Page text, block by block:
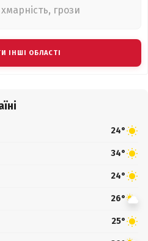
грози
ІНШІ ОБЛАСТІ
24°
34°
24°
26°
25°